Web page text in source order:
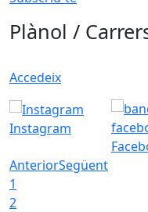
Plànol /
Accedeix
Instagram
AnteriorSegüent
1
2